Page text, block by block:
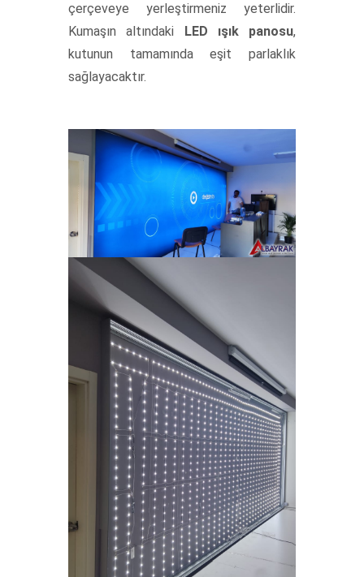
çerçeveye yerleştirmeniz yeterlidir.
Kumaşın altındaki LED ışık panosu,
kutunun tamamında eşit parlaklık
sağlayacaktır.